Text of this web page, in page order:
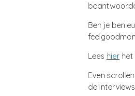
Ben je
Lees hier het
Even
de